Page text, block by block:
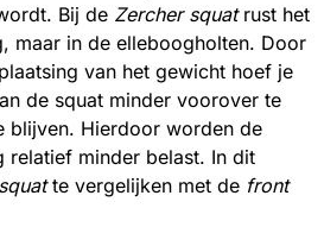
Bij de Zercher squat rust het
maar in de elleboogholten. Door
van het gewicht hoef je
de squat minder voorover te
blijven. Hierdoor worden de
relatief minder belast. In dit
te vergelijken met de front